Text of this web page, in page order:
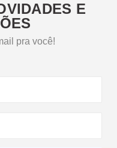
E
pra você!